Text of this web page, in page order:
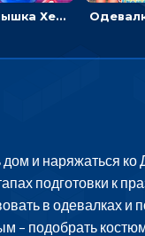
Малышка Хейзел ухаживает за попугаем: лечить и развлекать птичку
и наряжаться
подготовки к
в одевалках и
– подобрать